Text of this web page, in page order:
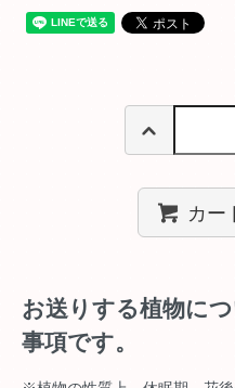
カー
お送りする植物に
事項です。